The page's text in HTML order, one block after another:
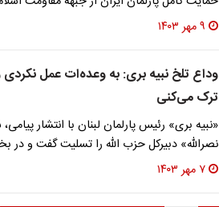
۹ مهر ۱۴۰۳
وداع تلخ نبیه بری: به وعده‌ات عمل نکردی
ترک می‌کنی
«نبیه بری» رئیس پارلمان لبنان با انتشار
نصرالله» دبیرکل حزب الله را تسلیت گفت و در
۷ مهر ۱۴۰۳